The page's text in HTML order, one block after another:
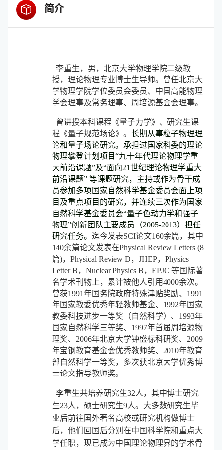
简介
李重生，男，北京大学物理学院二级教
授，理论物理专业博士生导师。曾任北京大
学物理学院学位委员会委员、中国高能物理
学会理事及常务理事、周培源基金会理事。
曾讲授本科课程《量子力学》 、研究生课
程《量子规范场论》 。 长期从事粒子物理理
论和量子场论研究。承担过国家科委的理论
物理攀登计划项目“九十年代理论物理学重
大前沿课题”及“面向21世纪理论物理学重大
前沿课题” 等课题研究，主持或作为骨干成
员参加多项国家自然科学基金委员会面上项
目及重点项目的研究，并连续三次作为国家
自然科学基金委员会“量子色动力学和强子
物理”创新团队主要成员（2005-2013）担任
研究任务。 迄今发表SCI论文160余篇，其中
140余篇论文发表在Physical Review Letters (8
篇)，Physical Review D，JHEP，Physics
Letter B，Nuclear Physics B，EPJC 等国际著
名学术刊物上，累计被他人引用4000余次。
曾获1991年国务院政府特殊津贴奖励、1991
年国家教委优秀年轻教师基金、1992年国家
教委科技进步一等奖（自然科学）、1993年
国家自然科学三等奖、1997年首届周培源物
理奖、2006年北京大学钟盛标科研奖、2009
年宝钢教育基金会优秀教师奖、2010年教育
部自然科学一等奖，多次获北京大学优秀博
士论文指导教师奖。
李重生共培养研究生32人，其中博士研究
生23人，硕士研究生9人。大多数研究生毕
业后前往国外著名高校或研究机构做博士
后，他们回国后分别在中国科学院和重点大
学任职，现已成为中国理论物理界的学术骨